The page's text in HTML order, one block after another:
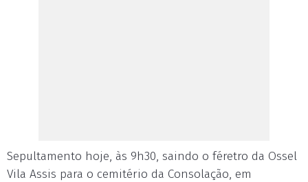
Sepultamento hoje, às 9h30, saindo o féretro da Ossel
Vila Assis para o cemitério da Consolação, em